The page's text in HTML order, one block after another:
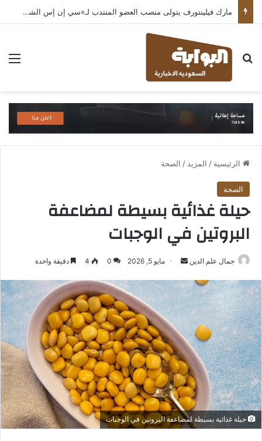
مارك فيلينتورف يتولى منصب العضو المنتدب لـ«سي إن إس الشرق الأوسط» ويشرف على شركات قطاع التكنولوجيا ضمن مجموعة غباش
بحث عن
الرئيسية / المزيد / الصحة
الصحة
حيلة غذائية بسيطة لمضاعفة
البروتين في الوجبات
جمال علم الدين
أرسل
إلكترونيا
مايو 5, 2026 0
4 دقيقة واحدة
حيلة غذائية بسيطة لمضاعفة البروتين في الوجبات